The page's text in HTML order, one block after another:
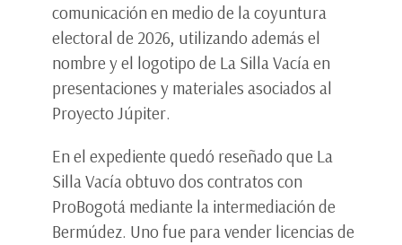
comunicación en medio de la coyuntura
electoral de 2026, utilizando además el
nombre y el logotipo de La Silla Vacía en
presentaciones y materiales asociados al
Proyecto Júpiter.
En el expediente quedó reseñado que La
Silla Vacía obtuvo dos contratos con
ProBogotá mediante la intermediación de
Bermúdez. Uno fue para vender licencias de